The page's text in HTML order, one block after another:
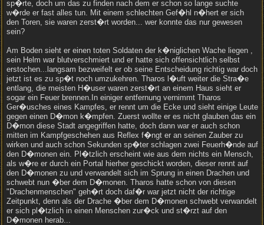
sp�rte, doch um das zu finden nach dem er schon so lange suchte
w�rde er fast alles tun. Mit einem schlechten Gef�hl n�hert er sich
den Toren, sie waren zerst�rt worden... wer konnte das nur gewesen
sein?
Am Boden sieht er einen toten Soldaten der k�niglichen Wache liegen ,
sein Helm war blutverschmiert und er hatte sich offensichtlich selbst
erstochen...langsam bezweifelt er ob seine Entscheidung richtig war doch
jetzt ist es zu sp�t noch umzukehren. Tharos l�uft weiter die Stra�e
entlang, die meisten H�user waren zerst�rt an einem Haus sieht er
sogar ein Feuer brennen.In einiger entfernung vernimmt Tharos
Ger�usches eines Kampfes, er rennt um die Ecke und sieht einige Leute
gegen einen D�mon k�mpfen. Zuerst wollte er es nicht glauben das ein
D�mon diese Stadt angegriffen hatte, doch dann war er auch schon
mitten im Kampfgeschehen aus Reflex f�ngt er an seinen Zauber zu
wirken und auch schon Sekunden sp�ter schlagen zwei Feuerh�nde auf
den D�monen ein. Pl�tzlich erscheint wie aus dem nichts ein Mensch,
als w�re er durch ein Portal hierher geschickt worden, dieser rennt auf
den D�monen zu und verwandelt sich im Sprung in einen Drachen und
schwebt nun �ber dem D�monen. Tharos hatte schon von diesen
"Drachenmenschen" geh�rt doch daf�r war jetzt nicht der richtige
Zeitpunkt, denn als der Drache �ber dem D�monen schwebt verwandelt
er sich pl�tzlich in einen Menschen zur�ck und st�rzt auf den
D�monen herab...